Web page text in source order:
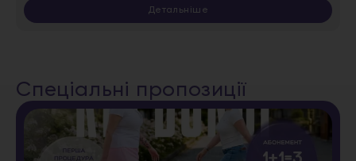
Детальніше
Спеціальні пропозиції